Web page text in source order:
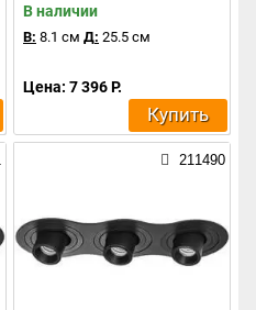
В наличии
В: 8.1 см Д: 25.5 см
Цена: 7 396 Р.
Купить
211490